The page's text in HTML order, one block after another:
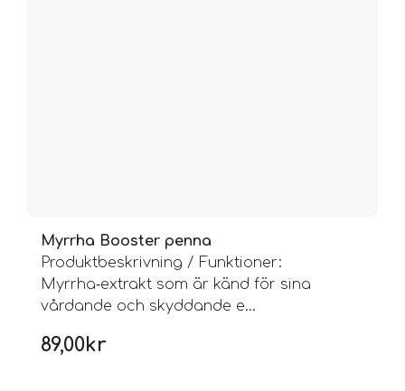
Myrrha Booster penna
Produktbeskrivning / Funktioner:
Myrrha‑extrakt som är känd för sina
vårdande och skyddande e...
89,00kr